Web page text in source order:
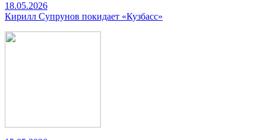
18.05.2026
Кирилл Супрунов покидает «Кузбасс»